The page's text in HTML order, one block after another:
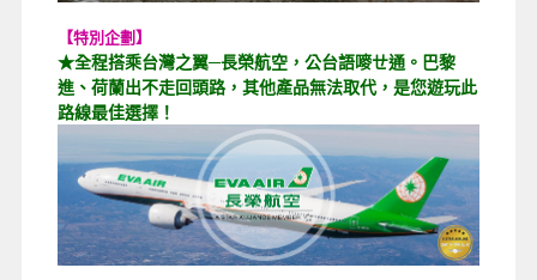
【特別企劃】
★全程搭乘台灣之翼─長榮航空，公台語嘜ㄝ通。巴黎
進、荷蘭出不走回頭路，其他產品無法取代，是您遊玩此
路線最佳選擇！